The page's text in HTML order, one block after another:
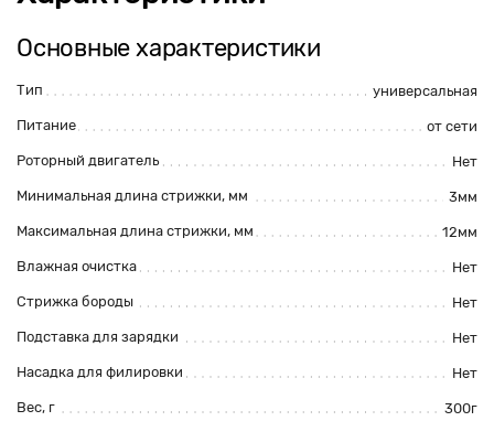
Основные характеристики
Тип универсальная
Питание от сети
Роторный двигатель Нет
Минимальная длина стрижки, мм 3мм
Максимальная длина стрижки, мм 12мм
Влажная очистка Нет
Стрижка бороды Нет
Подставка для зарядки Нет
Насадка для филировки Нет
Вес, г 300г